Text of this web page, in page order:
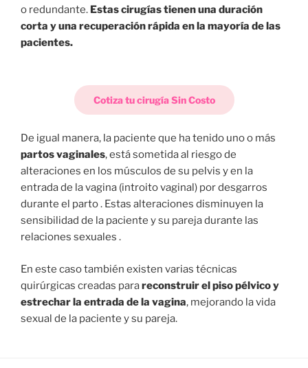
o redundante. Estas cirugías tienen una duración
corta y una recuperación rápida en la mayoría de las
pacientes.
Cotiza tu cirugía Sin Costo
De igual manera, la paciente que ha tenido uno o más
partos vaginales, está sometida al riesgo de
alteraciones en los músculos de su pelvis y en la
entrada de la vagina (introito vaginal) por desgarros
durante el parto . Estas alteraciones disminuyen la
sensibilidad de la paciente y su pareja durante las
relaciones sexuales .
En este caso también existen varias técnicas
quirúrgicas creadas parareconstruir el piso pélvico y
estrechar la entrada de la vagina, mejorando la vida
sexual de la paciente y su pareja.